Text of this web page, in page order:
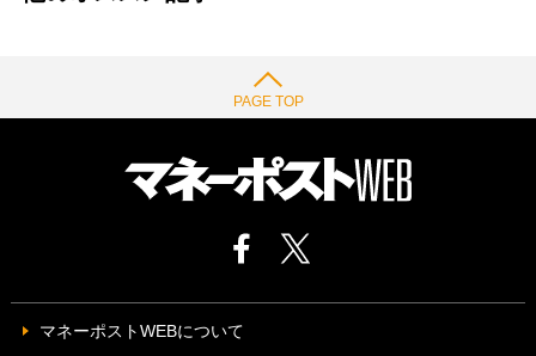
PAGE TOP
マネーポストWEBについて